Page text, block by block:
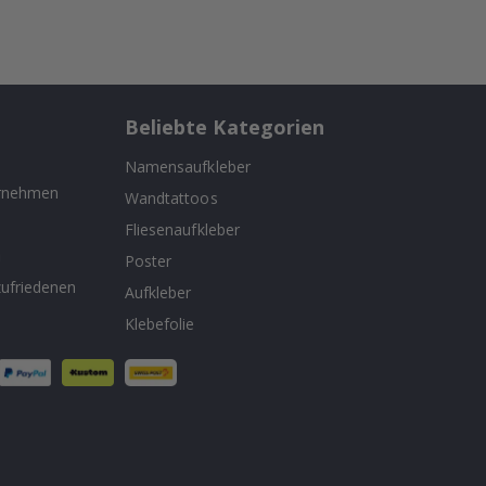
Beliebte Kategorien
Namensaufkleber
Wandtattoos
Fliesenaufkleber
Poster
Aufkleber
Klebefolie